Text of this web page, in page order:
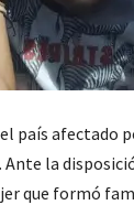
país afectado
la
que formó